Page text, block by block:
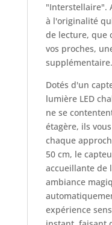
"Interstellaire".
à l'originalité
de lecture, que
vos proches,
supplémentaire.
Dotés d'un
lumière LED
ne se
étagère, ils
chaque
50 cm, le
accueillante de
ambiance
expérience